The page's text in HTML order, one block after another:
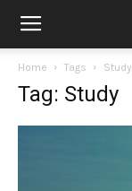
Home Tags Study
Tag: Study